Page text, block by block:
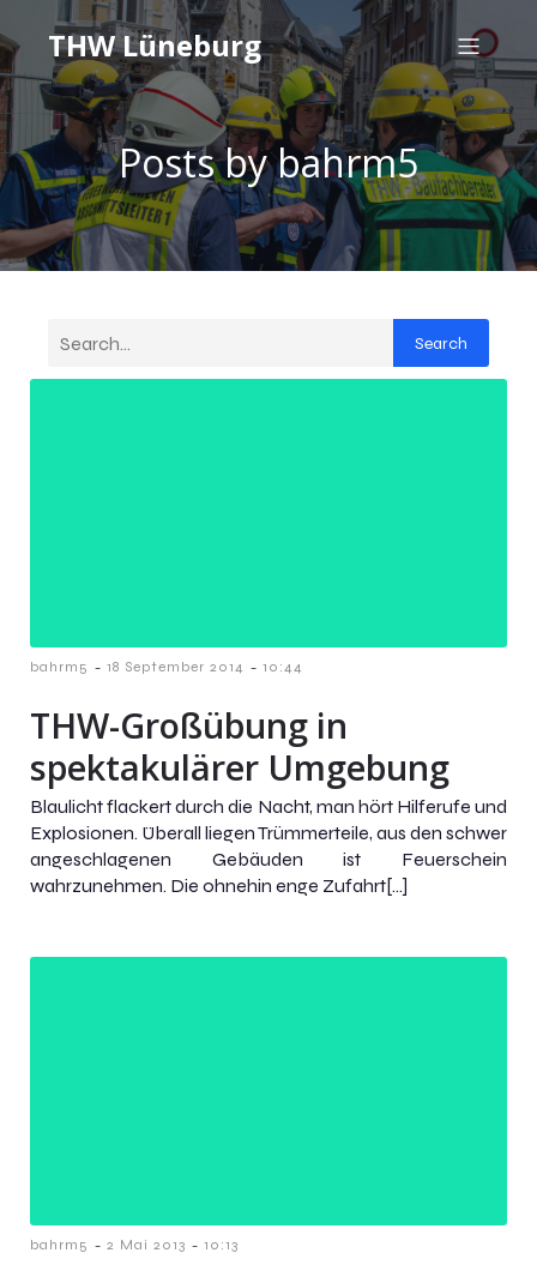
THW Lüneburg
Posts bybahrm5
Search
bahrm5 - 18 September 2014 - 10:44
THW-Großübung in
spektakulärer Umgebung
Blaulicht flackert durch die Nacht, man hört Hilferufe und
Explosionen. Überall liegen Trümmerteile, aus den schwer
angeschlagenen Gebäuden ist Feuerschein
wahrzunehmen. Die ohnehin enge Zufahrt[…]
bahrm5 - 2 Mai 2013 - 10:13